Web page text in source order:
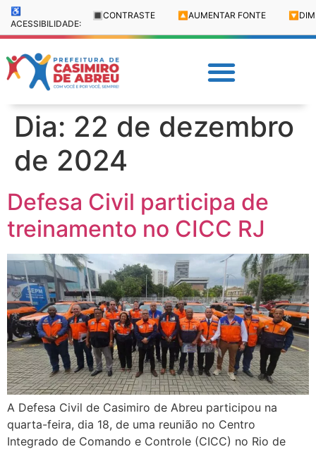
♿
ACESSIBILIDADE:
🔳 CONTRASTE 🔼 AUMENTAR FONTE 🔽
Dia: 22 de dezembro
de 2024
Defesa Civil participa de
treinamento no CICC RJ
A Defesa Civil de Casimiro de Abreu participou na
quarta-feira, dia 18, de uma reunião no Centro
Integrado de Comando e Controle (CICC) no Rio de